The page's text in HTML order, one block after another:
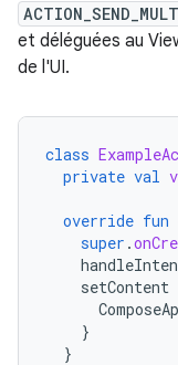
et déléguées au
de l'UI.
class
private val
override fun
super .
setContent
}
}